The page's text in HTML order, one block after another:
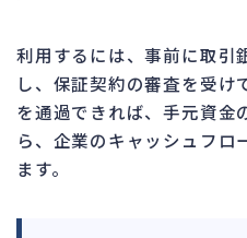
利用するには、事前に取引
し、保証契約の審査を受け
を通過できれば、手元資金
ら、企業のキャッシュフロ
ます。